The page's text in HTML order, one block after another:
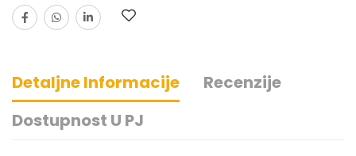
Detaljne Informacije
Recenzije
Dostupnost U PJ